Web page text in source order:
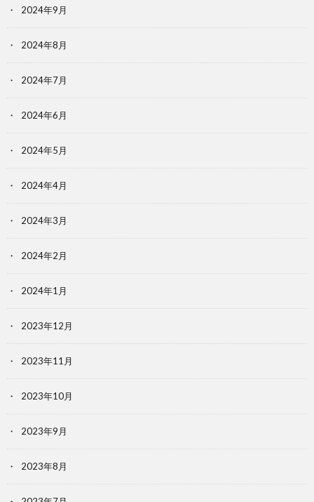
2024年9月
2024年8月
2024年7月
2024年6月
2024年5月
2024年4月
2024年3月
2024年2月
2024年1月
2023年12月
2023年11月
2023年10月
2023年9月
2023年8月